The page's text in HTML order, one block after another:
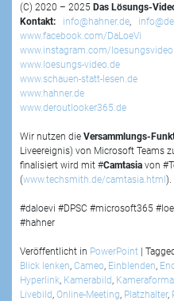
(C) 2020 – 2025 Das Lösungs-
Kontakt:
info@hahner.de,
www.facebook.com/DaLoeVi
www.instagram.com/loesungsvideo
www.loesungs-video.de
www.schauen-statt-lesen.de
www.hahner.de
www.deroutlooker365.de
Wir nutzen die Versammlungs-
Liveereignis) von Microsoft Teams
finalisiert wird mit #Camtasia von
(www.techsmith.de/camtasia.html).
#daloevi #DPSC #microsoft365
#hahner
Veröffentlicht in PowerPoint |
Blick lenken, Cameo, Einblenden,
Hyperlink, Kamerabild,
Livebild, Online-Meeting, Platzhalter,